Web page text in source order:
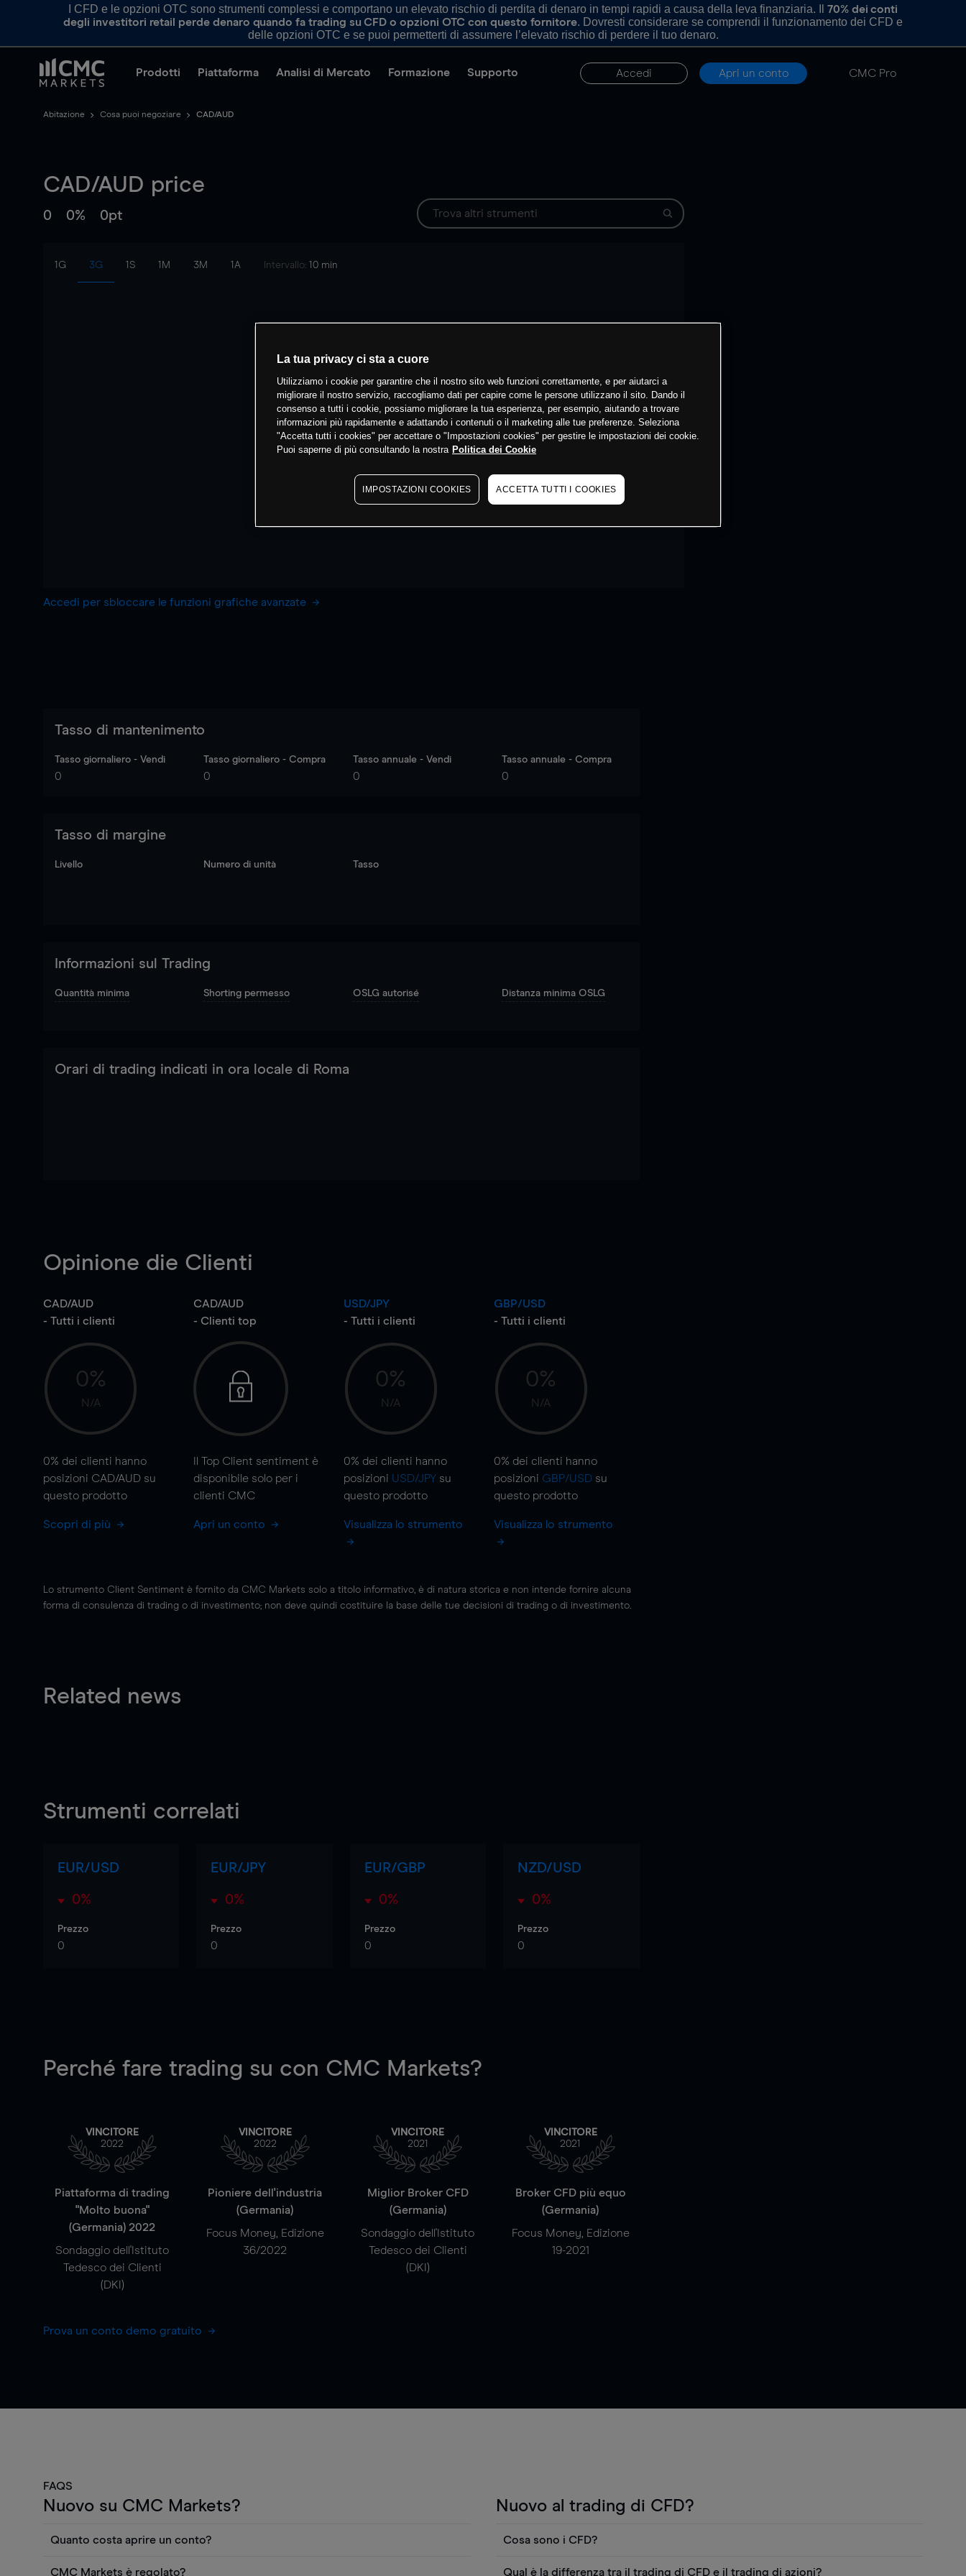
I CFD e le opzioni OTC sono strumenti complessi e comportano un elevato rischio di perdita di denaro in tempi rapidi a causa della leva finanziaria. Il 70% dei conti
degli investitori retail perde denaro quando fa trading su CFD o opzioni OTC con questo fornitore. Dovresti considerare se comprendi il funzionamento dei CFD e
delle opzioni OTC e se puoi permetterti di assumere l’elevato rischio di perdere il tuo denaro.
Prodotti Piattaforma Analisi di Mercato Formazione Supporto Accedi Apri un conto CMC Pro
Abitazione Cosa puoi negoziare CAD/AUD
CAD/AUD price
0 0% 0pt
1G 3G 1S 1M 3M 1A Intervallo: 10 min
Accedi per sbloccare le funzioni grafiche avanzate
Tasso di mantenimento
Tasso giornaliero - Vendi
0
Tasso giornaliero - Compra
0
Tasso annuale - Vendi
0
Tasso annuale - Compra
0
Tasso di margine
Livello Numero di unità Tasso
Informazioni sul Trading
Quantità minima Shorting permesso OSLG autorisé Distanza minima OSLG
Orari di trading indicati in ora locale di Roma
Opinione die Clienti
CAD/AUD
- Tutti i clienti
0%
N/A
0% dei clienti hanno
posizioni CAD/AUD su
questo prodotto
Scopri di più
CAD/AUD
- Clienti top
Il Top Client sentiment è
disponibile solo per i
clienti CMC
Apri un conto
USD/JPY
- Tutti i clienti
0%
N/A
0% dei clienti hanno
posizioni USD/JPYsu
questo prodotto
Visualizza lo strumento
GBP/USD
- Tutti i clienti
0%
N/A
0% dei clienti hanno
posizioni GBP/USDsu
questo prodotto
Visualizza lo strumento
Lo strumento Client Sentiment è fornito da CMC Markets solo a titolo informativo, è di natura storica e non intende fornire alcuna
forma di consulenza di trading o di investimento; non deve quindi costituire la base delle tue decisioni di trading o di investimento.
Related news
Strumenti correlati
EUR/USD
0%
Prezzo
0
EUR/JPY
0%
Prezzo
0
EUR/GBP
0%
Prezzo
0
NZD/USD
0%
Prezzo
0
Perché fare trading su con CMC Markets?
VINCITORE
2022
Piattaforma di trading
"Molto buona"
(Germania) 2022
Sondaggio dell'Istituto
Tedesco dei Clienti
(DKI)
VINCITORE
2022
Pioniere dell'industria
(Germania)
Focus Money, Edizione
36/2022
VINCITORE
2021
Miglior Broker CFD
(Germania)
Sondaggio dell'Istituto
Tedesco dei Clienti
(DKI)
VINCITORE
2021
Broker CFD più equo
(Germania)
Focus Money, Edizione
19-2021
Prova un conto demo gratuito
FAQS
Nuovo su CMC Markets?
Quanto costa aprire un conto?
CMC Markets è regolato?
Nuovo al trading di CFD?
Cosa sono i CFD?
Qual è la differenza tra il trading di CFD e il trading di azioni?
La tua privacy ci sta a cuore
Utilizziamo i cookie per garantire che il nostro sito web funzioni correttamente, e per aiutarci a
migliorare il nostro servizio, raccogliamo dati per capire come le persone utilizzano il sito. Dando il
consenso a tutti i cookie, possiamo migliorare la tua esperienza, per esempio, aiutando a trovare
informazioni più rapidamente e adattando i contenuti o il marketing alle tue preferenze. Seleziona
"Accetta tutti i cookies" per accettare o "Impostazioni cookies" per gestire le impostazioni dei cookie.
Puoi saperne di più consultando la nostra Politica dei Cookie
IMPOSTAZIONI COOKIES ACCETTA TUTTI I COOKIES